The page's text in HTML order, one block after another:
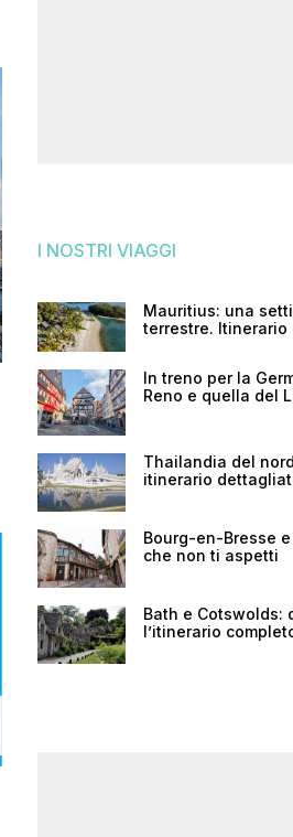
I NOSTRI VIAGGI
Mauritius: una
terrestre. Itinerario
In treno per la
Reno e quella del
Thailandia del
itinerario
Bourg-en-Bresse
che non ti aspetti
Bath e Cotswolds:
l’itinerario